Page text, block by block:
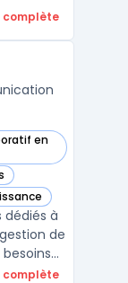
complète
en
dédiés à
de
complète